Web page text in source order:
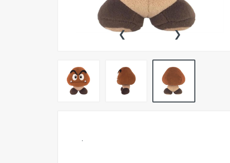
Componentes PC
Gafas Gamer
Perifericos PC
2X1 DIGITALES PS4/PS5
‹ ›
.